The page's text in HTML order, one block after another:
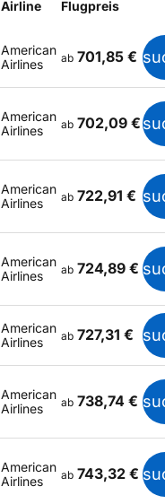
Airline Flugpreis
American
Airlines
ab 701,85 €
American
Airlines
ab 702,09 €
American
Airlines
ab 722,91 €
American
Airlines
ab 724,89 €
American
Airlines
ab 727,31 €
American
Airlines
ab 738,74 €
American
Airlines
ab 743,32 €